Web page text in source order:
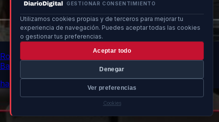
GESTIONAR CONSENTIMIENTO
Utilizamos cookies propias y de terceros para mejorar tu
experiencia de navegación. Puedes aceptar todas las cookies
o gestionar tus preferencias.
Aceptar todo
Denegar
Ver preferencias
Cookies
Rodri se relaja en Ibiza mientras aguarda su fichaje por
Barcelona
hace 1h